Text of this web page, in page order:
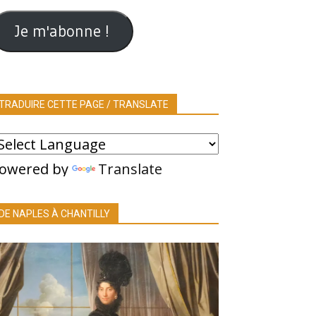
Je m'abonne !
CETTE PAGE / TRANSLATE
by Translate
NAPLES À CHANTILLY